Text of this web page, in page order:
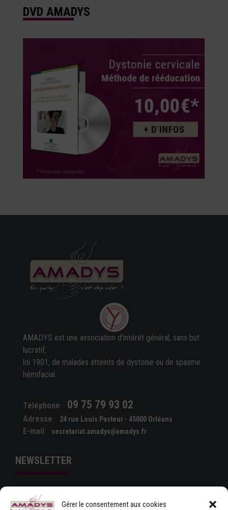
Gérer le consentement aux cookies
DVD AMADYS
AMADYS est une association d'intérêt général, sans but
lucratif,
loi 1901, de malades atteints de dystonie ou de spasme
hémifacial.
Téléphone 09 75 79 93 02
Adresse 24 rue Louis Pasteur - 45000 Orléans
E-mail secretariat.amadys@amadys.fr
NEWSLETTER